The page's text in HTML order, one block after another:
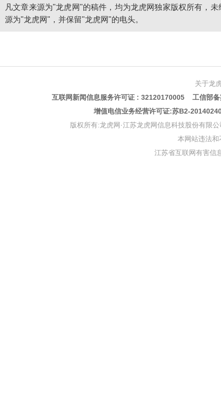
凡文章来源为"龙虎网"的稿件，均为龙虎网独家版权所有，
源为"龙虎网"，并保留"龙虎网"的电头。
关于龙
互联网新闻信息服务许可证 : 32120170005 工信部
增值电信业务经营许可证:苏B2-
版权所有:龙虎网·江苏龙虎网信息科技股份有限
本网站违法
江苏省互联网有害